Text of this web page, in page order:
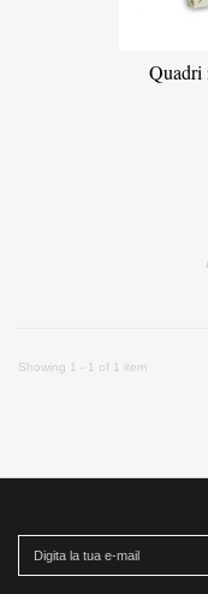
Showing 1 - 1 of 1 item